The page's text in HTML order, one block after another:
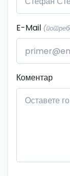
E-Mail
Коментар